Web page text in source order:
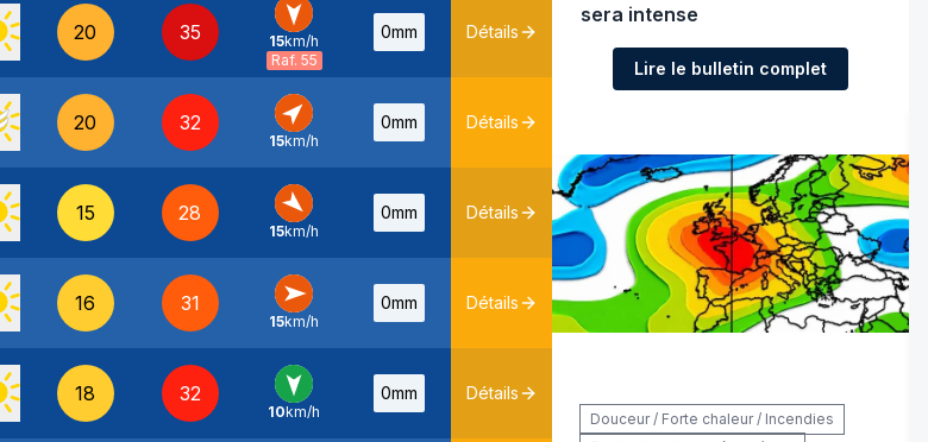
20 35
N -
15km/h
Raf. 55
0mm Détails
20 32
SO -
15km/h
0mm Détails
15 28
NO
15km/h
0mm Détails
16 31
O -
15km/h
0mm Détails
18 32
N -
10km/h
0mm Détails
sera intense
Lire le bulletin complet
Douceur / Forte chaleur / Incendies